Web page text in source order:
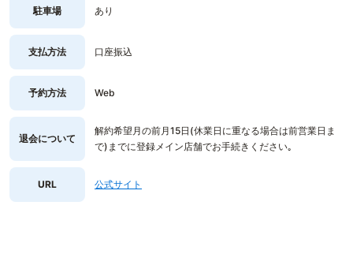
駐車場 あり
支払方法 口座振込
予約方法 Web
退会について
解約希望月の前月15日(休業日に重なる場合は前営業日ま
で)までに登録メイン店舗でお手続きください｡
URL 公式サイト